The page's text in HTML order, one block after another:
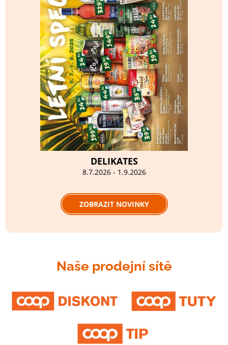
DELIKATES
8.7.2026 - 1.9.2026
ZOBRAZIT NOVINKY
Naše prodejní sítě